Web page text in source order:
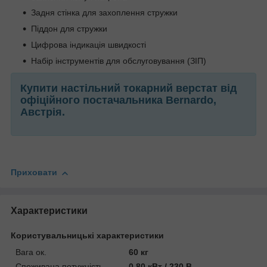
Задня стінка для захоплення стружки
Піддон для стружки
Цифрова індикація швидкості
Набір інструментів для обслуговування (ЗІП)
Купити настільний токарний верстат від
офіційного постачальника Bernardo,
Австрія.
Приховати
Характеристики
Користувальницькі характеристики
Вага ок.
60 кг